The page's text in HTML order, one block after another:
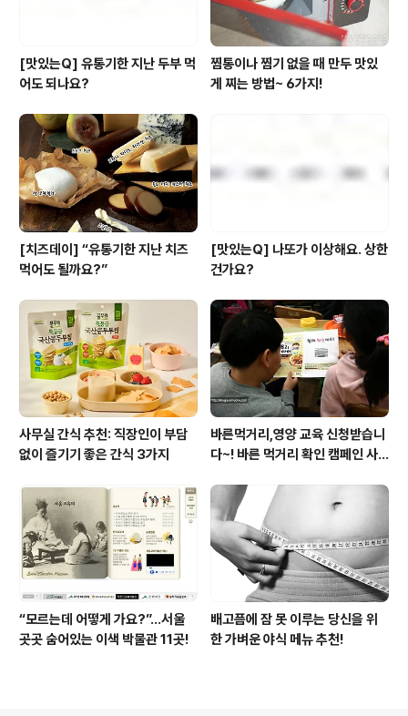
[맛있는Q] 유통기한 지난 두부 먹
어도 되나요?
찜통이나 찜기 없을 때 만두 맛있
게 찌는 방법~ 6가지!
[치즈데이] “유통기한 지난 치즈
먹어도 될까요?”
[맛있는Q] 나또가 이상해요. 상한
건가요?
사무실 간식 추천: 직장인이 부담
없이 즐기기 좋은 간식 3가지
바른먹거리,영양 교육 신청받습니
다~! 바른 먹거리 확인 캠페인 사
“모르는데 어떻게 가요?”...서울
곳곳 숨어있는 이색 박물관 11곳!
배고픔에 잠 못 이루는 당신을 위
한 가벼운 야식 메뉴 추천!